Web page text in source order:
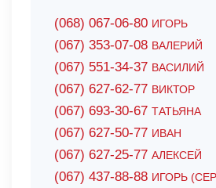
(068) 067-06-80 ИГОРЬ
(067) 353-07-08 ВАЛЕРИЙ
(067) 551-34-37 ВАСИЛИЙ
(067) 627-62-77 ВИКТОР
(067) 693-30-67 ТАТЬЯНА
(067) 627-50-77 ИВАН
(067) 627-25-77 АЛЕКСЕЙ
(067) 437-88-88 ИГОРЬ